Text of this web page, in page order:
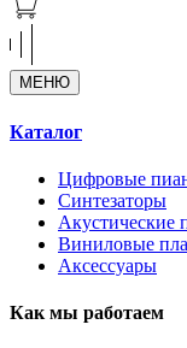
МЕНЮ
Каталог
Цифровые
Синтезаторы
Акустические
Виниловые
Аксессуары
Как мы работаем